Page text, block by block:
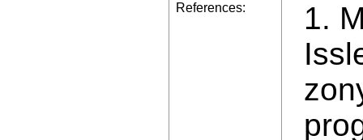
References:
1.